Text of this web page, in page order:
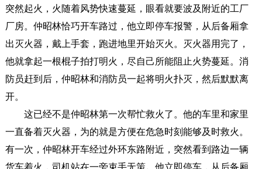
突然起火，火随着风势快速蔓延，眼看就要波及附近的工厂
厂房。仲昭林恰巧开车路过，他立即停车报警，从后备厢拿
出灭火器，戴上手套，跑进地里开始灭火。灭火器用完了，
他就拿起一根棍子拍打明火，尽自己所能阻止火势蔓延。消
防员赶到后，仲昭林和消防员一起将明火扑灭，然后默默离
开。
这已经不是仲昭林第一次帮忙救火了。他的车里和家里
一直备着灭火器，为的就是方便在危急时刻能够及时救火。
有一次，仲昭林开车经过外环东路附近，突然看到路边一辆
货车着火，司机站在一旁束手无策。他立即停车，从后备厢